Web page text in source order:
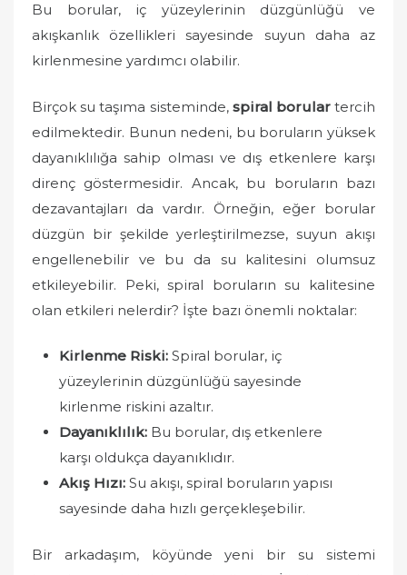
Bu borular, iç yüzeylerinin düzgünlüğü ve
akışkanlık özellikleri sayesinde suyun daha az
kirlenmesine yardımcı olabilir.
Birçok su taşıma sisteminde, spiral borulartercih
edilmektedir. Bunun nedeni, bu boruların yüksek
dayanıklılığa sahip olması ve dış etkenlere karşı
direnç göstermesidir. Ancak, bu boruların bazı
dezavantajları da vardır. Örneğin, eğer borular
düzgün bir şekilde yerleştirilmezse, suyun akışı
engellenebilir ve bu da su kalitesini olumsuz
etkileyebilir. Peki, spiral boruların su kalitesine
olan etkileri nelerdir? İşte bazı önemli noktalar:
Kirlenme Riski: Spiral borular, iç
yüzeylerinin düzgünlüğü sayesinde
kirlenme riskini azaltır.
Dayanıklılık: Bu borular, dış etkenlere
karşı oldukça dayanıklıdır.
Akış Hızı: Su akışı, spiral boruların yapısı
sayesinde daha hızlı gerçekleşebilir.
Bir arkadaşım, köyünde yeni bir su sistemi